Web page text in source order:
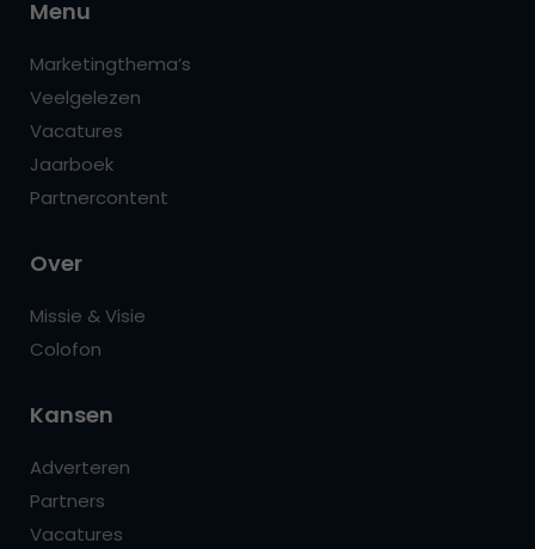
Menu
Marketingthema’s
Veelgelezen
Vacatures
Jaarboek
Partnercontent
Over
Missie & Visie
Colofon
Kansen
Adverteren
Partners
Vacatures